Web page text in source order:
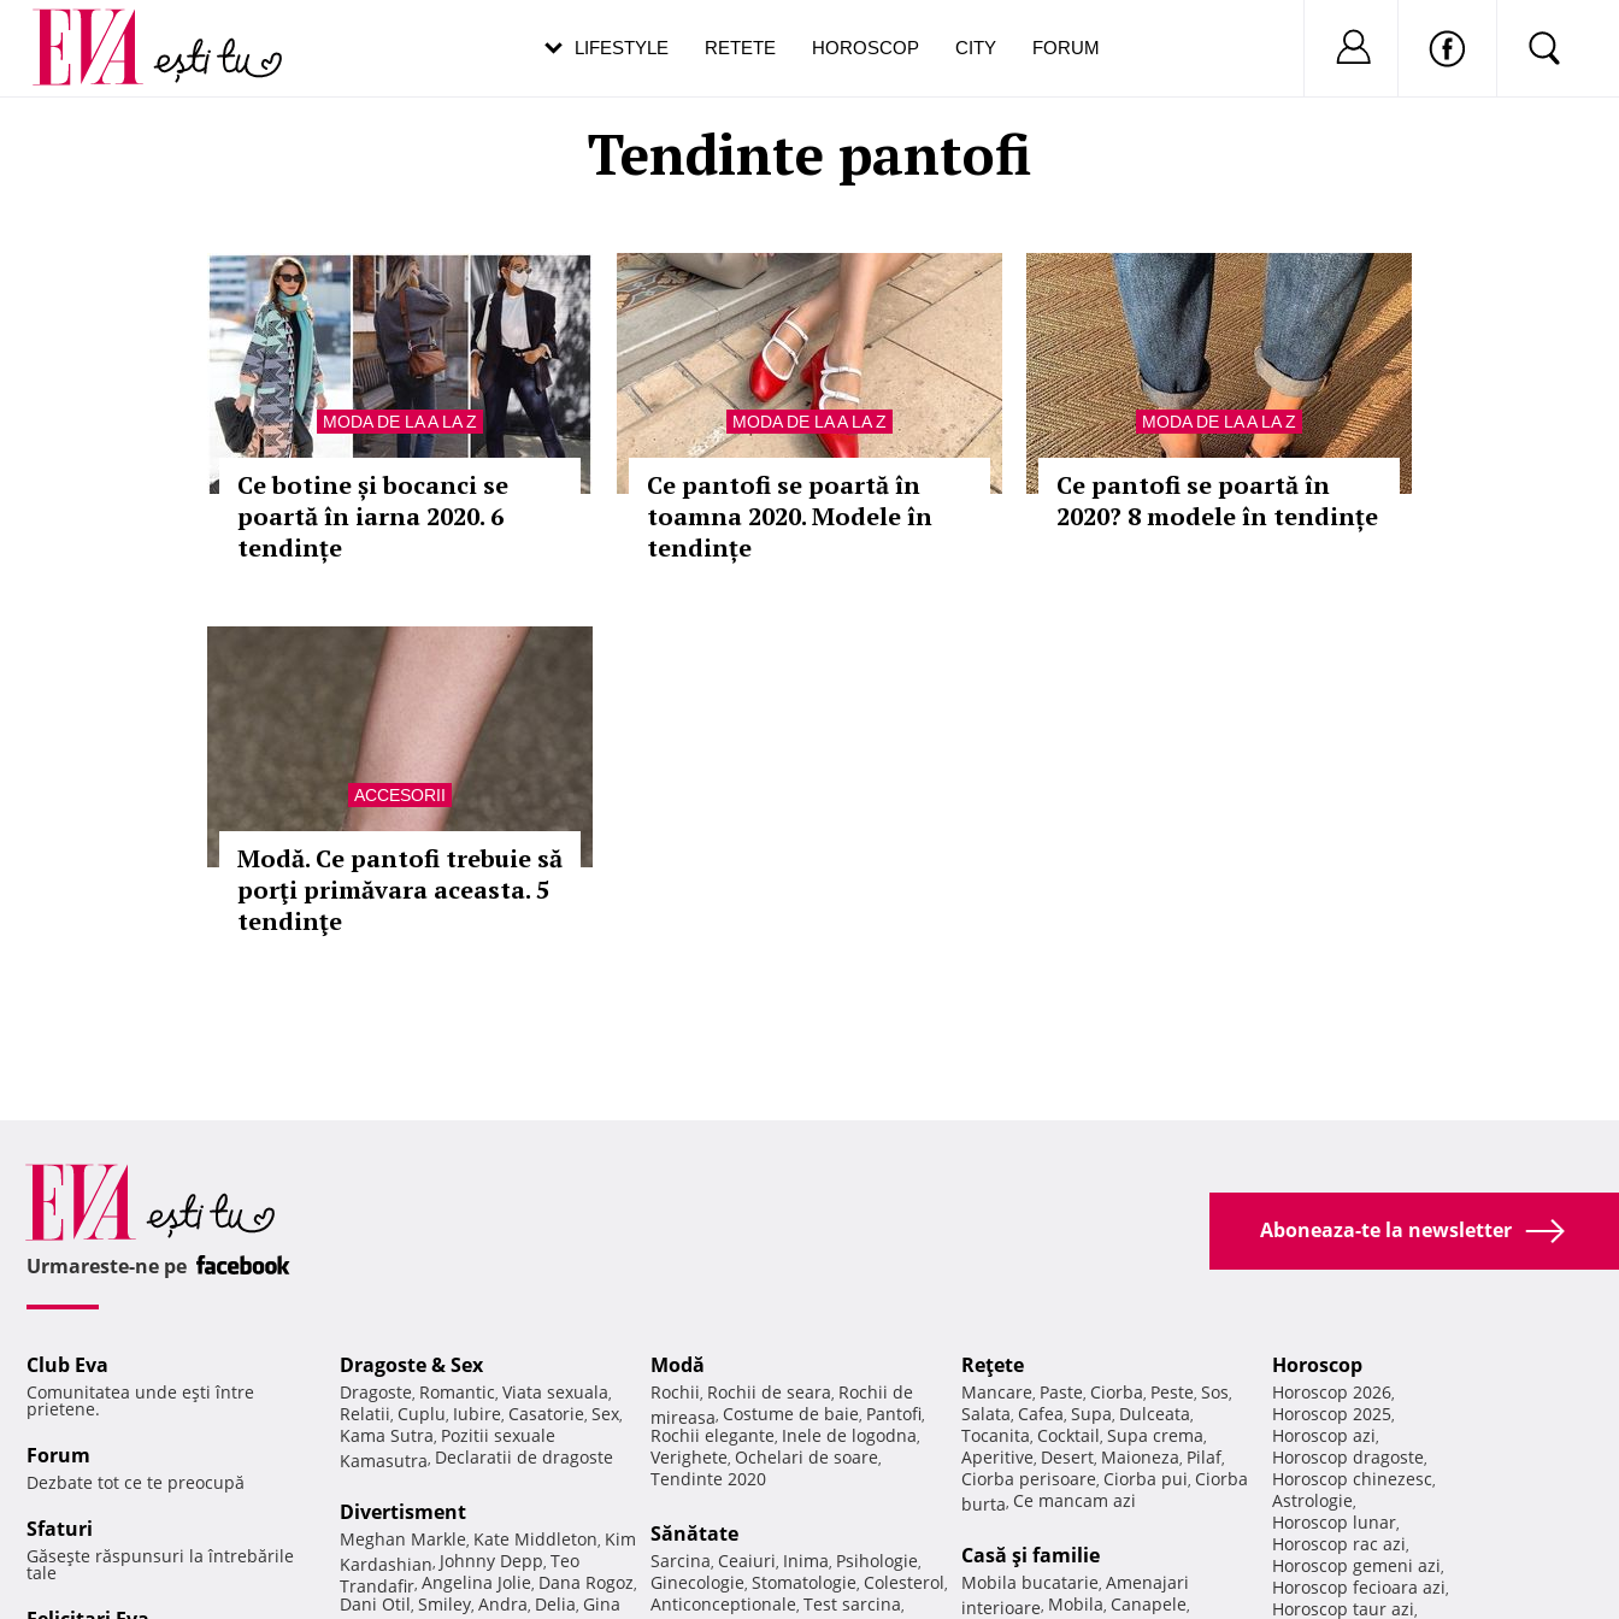
Tendinte pantofi
MODA DE LA A LA Z
Ce botine și bocanci se
poartă în iarna 2020. 6
tendințe
MODA DE LA A LA Z
Ce pantofi se poartă în
toamna 2020. Modele în
tendințe
MODA DE LA A LA Z
Ce pantofi se poartă în
2020? 8 modele în tendințe
ACCESORII
Modă. Ce pantofi trebuie să
porţi primăvara aceasta. 5
tendinţe
LIFESTYLE RETETE HOROSCOP CITY FORUM Nu ai cont?
Carieră
Actualitate
pe măsură ce înaintezi în vârstă
Aboneaza-te la newsletter
Urmareste-ne pe
Club Eva
Comunitatea unde eşti între
prietene.
Forum
Dezbate tot ce te preocupă
Sfaturi
Găseşte răspunsuri la întrebările
tale
Dragoste & Sex
Dragoste, Romantic, Viata sexuala,
Relatii, Cuplu, Iubire, Casatorie, Sex,
Kama Sutra, Pozitii sexuale
Kamasutra, Declaratii de dragoste
Divertisment
Meghan Markle, Kate Middleton, Kim
Kardashian, Johnny Depp, Teo
Trandafir, Angelina Jolie, Dana Rogoz,
Dani Otil, Smiley, Andra, Delia, Gina
Modă
Rochii, Rochii de seara, Rochii de
mireasa, Costume de baie, Pantofi,
Rochii elegante, Inele de logodna,
Verighete, Ochelari de soare,
Tendinte 2020
Sănătate
Sarcina, Ceaiuri, Inima, Psihologie,
Ginecologie, Stomatologie, Colesterol,
Anticonceptionale, Test sarcina,
Reţete
Mancare, Paste, Ciorba, Peste, Sos,
Salata, Cafea, Supa, Dulceata,
Tocanita, Cocktail, Supa crema,
Aperitive, Desert, Maioneza, Pilaf,
Ciorba perisoare, Ciorba pui, Ciorba
burta, Ce mancam azi
Casă şi familie
Mobila bucatarie, Amenajari
interioare, Mobila, Canapele,
Horoscop
Horoscop 2026,
Horoscop 2025,
Horoscop azi,
Horoscop dragoste,
Horoscop chinezesc,
Astrologie,
Horoscop lunar,
Horoscop rac azi,
Horoscop gemeni azi,
Horoscop fecioara azi,
Horoscop taur azi,